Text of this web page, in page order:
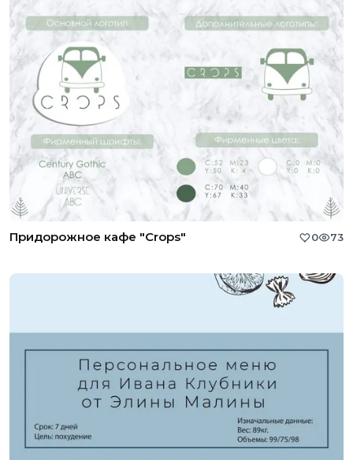
Придорожное кафе "Crops" 0 73